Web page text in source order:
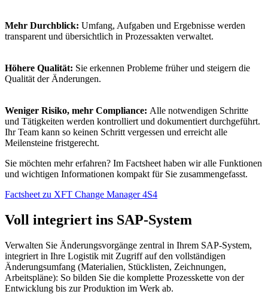
Mehr Durchblick: Umfang, Aufgaben und Ergebnisse werden
transparent und übersichtlich in Prozessakten verwaltet.
Höhere Qualität: Sie erkennen Probleme früher und steigern die
Qualität der Änderungen.
Weniger Risiko, mehr Compliance: Alle notwendigen Schritte
und Tätigkeiten werden kontrolliert und dokumentiert durchgeführt.
Ihr Team kann so keinen Schritt vergessen und erreicht alle
Meilensteine fristgerecht.
Sie möchten mehr erfahren? Im Factsheet haben wir alle Funktionen
und wichtigen Informationen kompakt für Sie zusammengefasst.
Factsheet zu XFT Change Manager 4S4
Voll integriert ins SAP-System
Verwalten Sie Änderungsvorgänge zentral in Ihrem SAP-System,
integriert in Ihre Logistik mit Zugriff auf den vollständigen
Änderungsumfang (Materialien, Stücklisten, Zeichnungen,
Arbeitspläne): So bilden Sie die komplette Prozesskette von der
Entwicklung bis zur Produktion im Werk ab.